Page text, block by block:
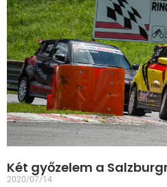
Két győzelem a
2020/07/14